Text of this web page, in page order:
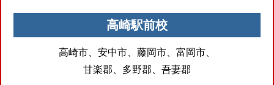
高崎駅前校
高崎市、安中市、藤岡市、富岡市、
甘楽郡、多野郡、吾妻郡